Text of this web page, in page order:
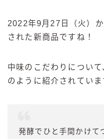
2022年9月27日（火）
された新商品ですね！
中味のこだわりについ
のように紹介されていま
発酵でひと手間かけて